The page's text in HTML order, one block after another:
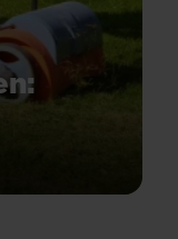
Worauf achten?